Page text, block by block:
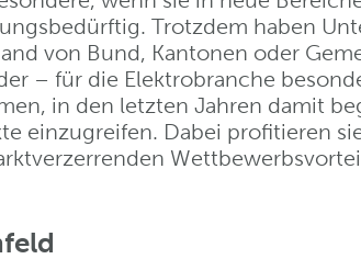
Trotzdem haben
von Bund, Kantonen oder
– für die Elektrobranche
in den letzten Jahren damit
einzugreifen. Dabei profitieren